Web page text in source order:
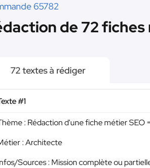
65782
de 72
72 textes à rédiger
#1
: Rédaction d'une fiche métier
: Architecte
Sources : Mission complète ou